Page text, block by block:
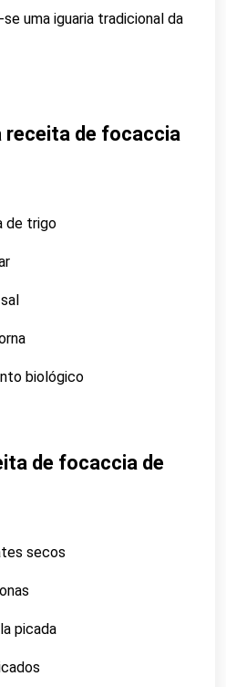
uma iguaria tradicional da
receita de focaccia
de trigo
biológico
de focaccia de
secos
picada